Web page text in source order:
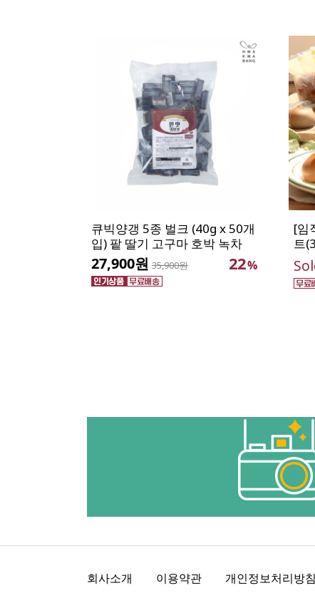
큐빅양갱 5종 벌크 (40g x 50개
입) 팥 딸기 고구마 호박 녹차
27,900원 35,900원 22%
[임
트
회사소개 이용약관 개인정보처리방침